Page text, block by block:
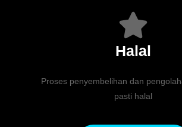
Halal
Proses penyembelihan dan
pasti halal